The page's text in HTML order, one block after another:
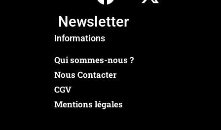
Newsletter
Informations
Qui sommes-nous ?
Nous Contacter
CGV
Mentions légales